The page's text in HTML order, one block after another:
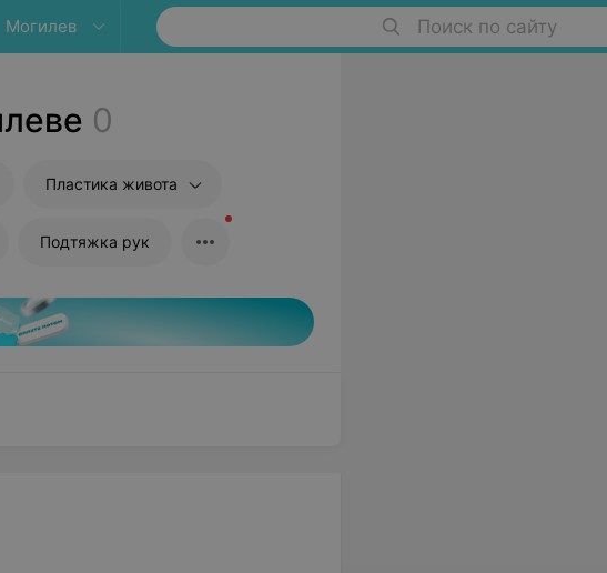
Могилев Поиск по сайту
0
Пластика живота
Подтяжка рук